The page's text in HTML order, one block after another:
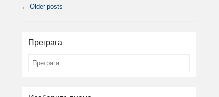
Post navigation
← Older posts
Претрага
Search